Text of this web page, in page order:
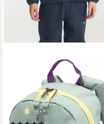
JACK WOLFSKIN
Kinderrucksack LITTLE
SCOUT 10,
komfortabel, ideal für
Abenteuer